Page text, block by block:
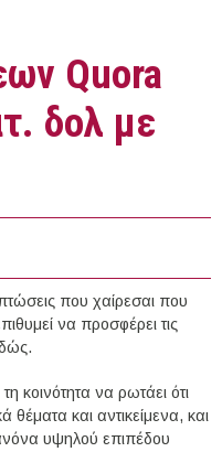
Quοra
δολ με
που χαίρεσαι που
να προσφέρει τις
κοινότητα να ρωτάει ότι
θέματα και αντικείμενα, και
υψηλού επιπέδου